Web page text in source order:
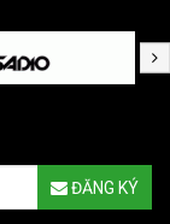
ĐĂNG KÝ